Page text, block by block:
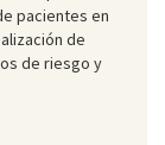
pacientes en
de
de riesgo y